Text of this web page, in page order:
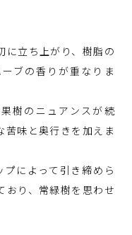
に立ち上がり、樹脂の
ブの香りが重なりま
樹のニュアンスが続
苦味と奥行きを加えま
によって引き締めら
おり、常緑樹を思わせ